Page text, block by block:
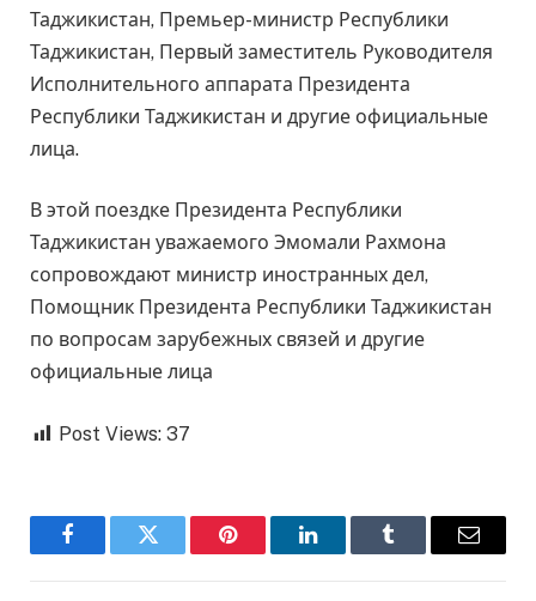
Таджикистан, Премьер-министр Республики
Таджикистан, Первый заместитель Руководителя
Исполнительного аппарата Президента
Республики Таджикистан и другие официальные
лица.
В этой поездке Президента Республики
Таджикистан уважаемого Эмомали Рахмона
сопровождают министр иностранных дел,
Помощник Президента Республики Таджикистан
по вопросам зарубежных связей и другие
официальные лица
Post Views: 37
FacebookTwitter Pinterest LinkedInTumblr Email